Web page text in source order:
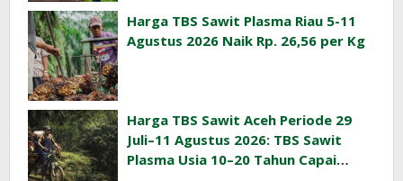
Harga TBS Sawit Plasma Riau 5-11
Agustus 2026 Naik Rp. 26,56 per Kg
Harga TBS Sawit Aceh Periode 29
Juli–11 Agustus 2026: TBS Sawit
Plasma Usia 10–20 Tahun Capai